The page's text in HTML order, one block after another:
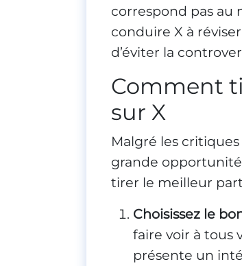
correspond pas au
conduire X à
d’éviter la
Comment
sur X
Malgré les
grande opportunité
tirer le meilleur
Choisissez le
faire voir à tous
présente un